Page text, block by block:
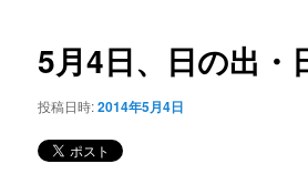
ン
テ
ン
5月4日、日の出・
投稿日時:2014年5月4日